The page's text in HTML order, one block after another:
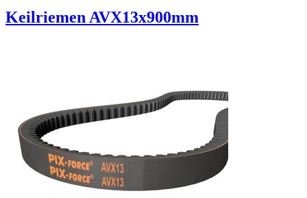
Keilriemen AVX13x900mm